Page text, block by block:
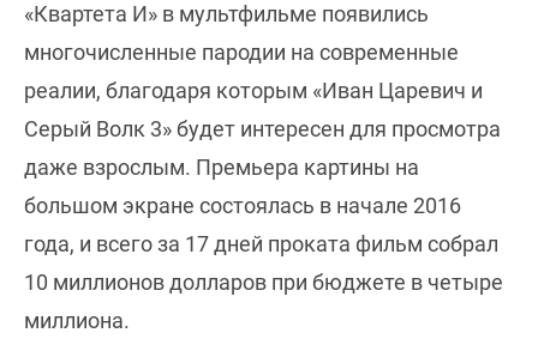
«Квартета И» в мультфильме появились
многочисленные пародии на современные
реалии, благодаря которым «Иван Царевич и
Серый Волк 3» будет интересен для просмотра
даже взрослым. Премьера картины на
большом экране состоялась в начале 2016
года, и всего за 17 дней проката фильм собрал
10 миллионов долларов при бюджете в четыре
миллиона.